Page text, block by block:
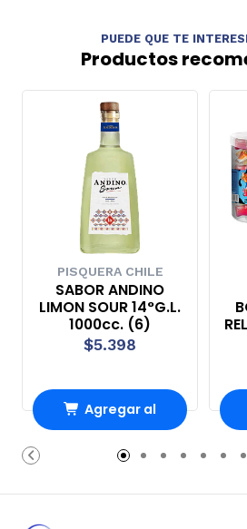
PUEDE QUE TE
Productos
PISQUERA CHILE
SABOR ANDINO
LIMON SOUR 14°G.L.
1000cc. (6)
$5.398
Agregar al
Carro